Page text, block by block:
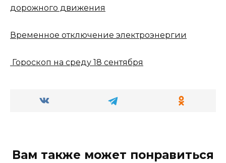
дорожного движения
Временное отключение электроэнергии
Гороскоп на среду 18 сентября
Вам также может понравиться